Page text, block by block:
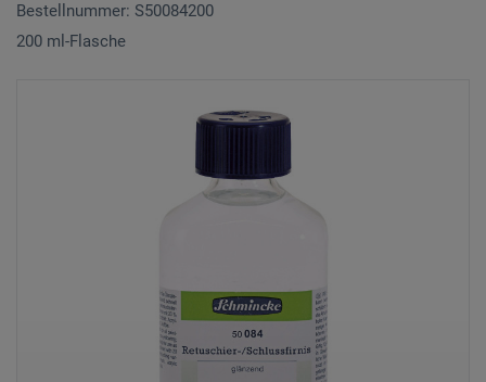
Bestellnummer: S50084200
200 ml-Flasche